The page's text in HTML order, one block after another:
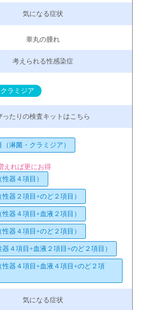
睾丸の腫れ
クラミジア
淋菌・クラミジア）
えれば更にお得
器４項目）
性器２項目+のど２項目）
性器４項目+血液２項目）
性器４項目+のど２項目）
器４項目+血液２項目+のど２項目）
性器４項目+血液４項目+のど２項